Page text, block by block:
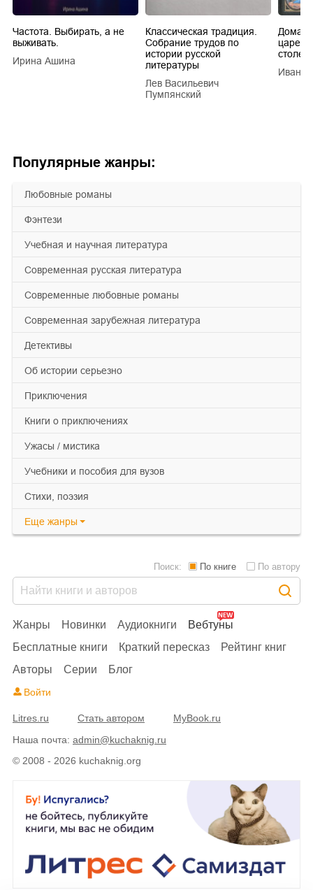
Популярные жанры:
любовные романы
фэнтези
учебная и научная литература
современная русская литература
современные любовные романы
современная зарубежная литература
детективы
об истории серьезно
приключения
книги о приключениях
ужасы / мистика
учебники и пособия для вузов
cтихи, поэзия
Еще жанры
Частота. Выбирать, а не
выживать.
Ирина Ашина
Классическая традиция.
Собрание трудов по
истории русской
литературы
Лев Васильевич
Пумпянский
царей
Иван
© 2008 - 2026 kuchaknig.org
Жанры Новинки Аудиокниги
Вебтуны
Бесплатные книги
Краткий пересказ
Рейтинг книг
Авторы
Серии Блог
Поиск: По книге По автору
Войти
Litres.ru Стать автором
MyBook.ru
Наша почта: admin@kuchaknig.ru